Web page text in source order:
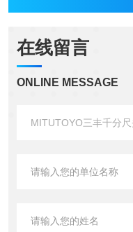
在线留言
ONLINE MESSAGE